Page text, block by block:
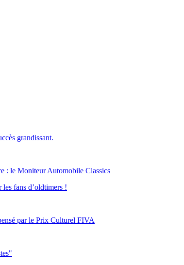
grandissant.
: le Moniteur Automobile Classics
fans d’oldtimers !
par le Prix Culturel FIVA